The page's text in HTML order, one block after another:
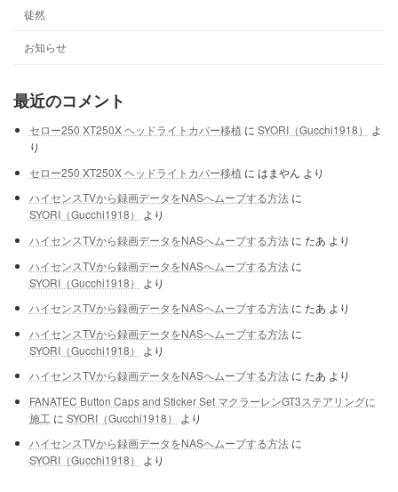
徒然
お知らせ
最近のコメント
セロー250 XT250X ヘッドライトカバー移植 に SYORI（Gucchi1918）
よ
り
セロー250 XT250X ヘッドライトカバー移植 に はまやん より
ハイセンスTVから録画データをNASへムーブする方法に
SYORI（Gucchi1918）
より
ハイセンスTVから録画データをNASへムーブする方法に たあ より
ハイセンスTVから録画データをNASへムーブする方法に
SYORI（Gucchi1918）
より
ハイセンスTVから録画データをNASへムーブする方法に たあ より
ハイセンスTVから録画データをNASへムーブする方法に
SYORI（Gucchi1918）
より
ハイセンスTVから録画データをNASへムーブする方法に たあ より
FANATEC Button Caps and Sticker Set マクラーレンGT3ステアリングに
施工 に SYORI（Gucchi1918）
より
ハイセンスTVから録画データをNASへムーブする方法に
SYORI（Gucchi1918）
より